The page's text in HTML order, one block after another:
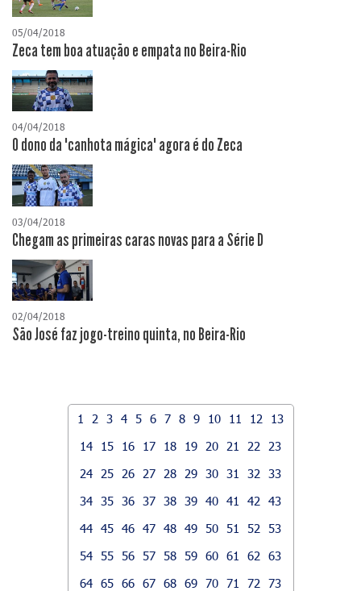
05/04/2018
Zeca tem boa atuação e empata no Beira-Rio
04/04/2018
O dono da "canhota mágica" agora é do Zeca
03/04/2018
Chegam as primeiras caras novas para a Série D
02/04/2018
São José faz jogo-treino quinta, no Beira-Rio
1 2 3 4 5 6 7 8 9 10 11 12
13
14
15 16 17 18 19 20 21 22
23
24
25 26 27 28 29 30 31 32
33
34 35 36 37 38 39 40 41 42
43
44 45 46 47 48 49 50 51 52
53
54 55 56 57 58 59 60 61 62
63
64 65 66 67 68 69 70 71 72
73